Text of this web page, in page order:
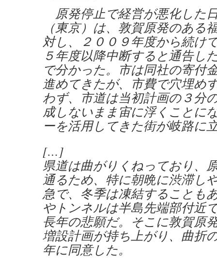
原発停止で経営が悪化した
（東京）は、敦賀原発のある
対し、２００９年度から続け
５年度以降中断すると通告し
で分かった。市は同社の寄付
進めてきたが、市費で穴埋め
わず、市道は当初計画の３分
成しないまま宙に浮くことに
ーを活用してきた街が岐路に
[…]
県道は曲がりくねっており、
通るため、特に朝晩に渋滞し
急で、冬季は凍結することも
やトンネルは半島先端部付近
長年の悲願だ。そこに敦賀原
増設計画が持ち上がり、曲折
年に同意した。